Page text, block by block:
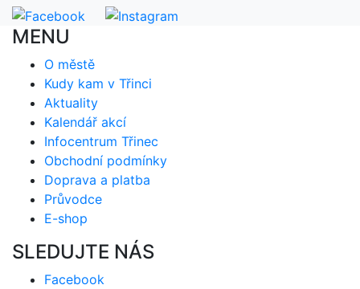
MENU
O městě
Kudy kam v Třinci
Aktuality
Kalendář akcí
Infocentrum Třinec
Obchodní podmínky
Doprava a platba
Průvodce
E-shop
SLEDUJTE NÁS
Facebook